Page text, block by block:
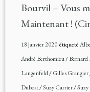
Bourvil – Vous
Maintenant !
18 janvier 2020étiqueté
André Berthomieu/
Langenfeld/Gilles Grangier
Dubost/Suzy Carrier/